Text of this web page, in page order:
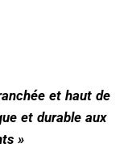
et haut de
et durable aux
»